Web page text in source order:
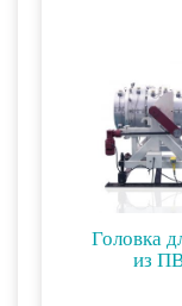
Головка
из